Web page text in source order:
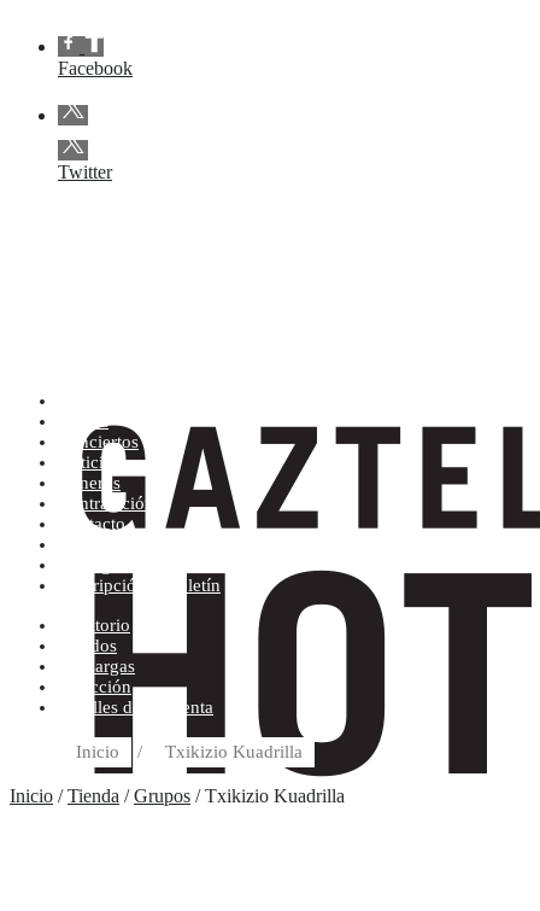
Facebook
Twitter
Tienda
Conciertos
Noticias
Géneros
Contratación
Contacto
Suscripción al boletín
Escritorio
Pedidos
Descargas
Dirección
Detalles de la cuenta
Inicio / Txikizio Kuadrilla
Inicio /Tienda /Grupos / Txikizio Kuadrilla